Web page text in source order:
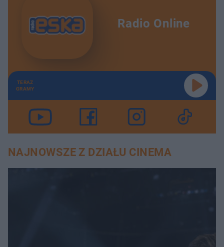
Radio Online
TERAZ
GRAMY
NAJNOWSZE Z DZIAŁU CINEMA